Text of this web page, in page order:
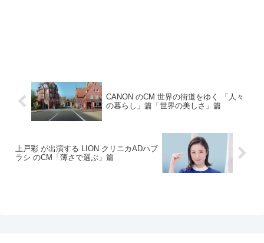
CANON のCM 世界の街道をゆく 「人々
の暮らし」篇「世界の美しさ」篇
上戸彩 が出演する LION クリニカADハブ
ラシ のCM「薄さで選ぶ」篇